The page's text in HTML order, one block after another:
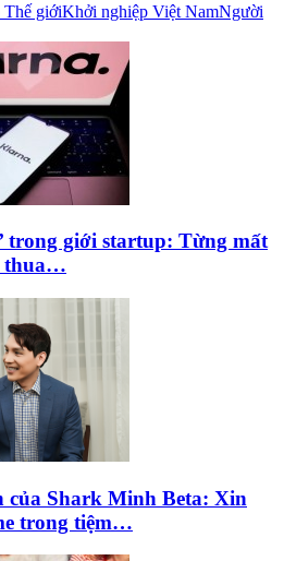
giớiKhởi nghiệp Việt NamNgười
trong giới startup: Từng mất
thua…
của Shark Minh Beta: Xin
trong tiệm…